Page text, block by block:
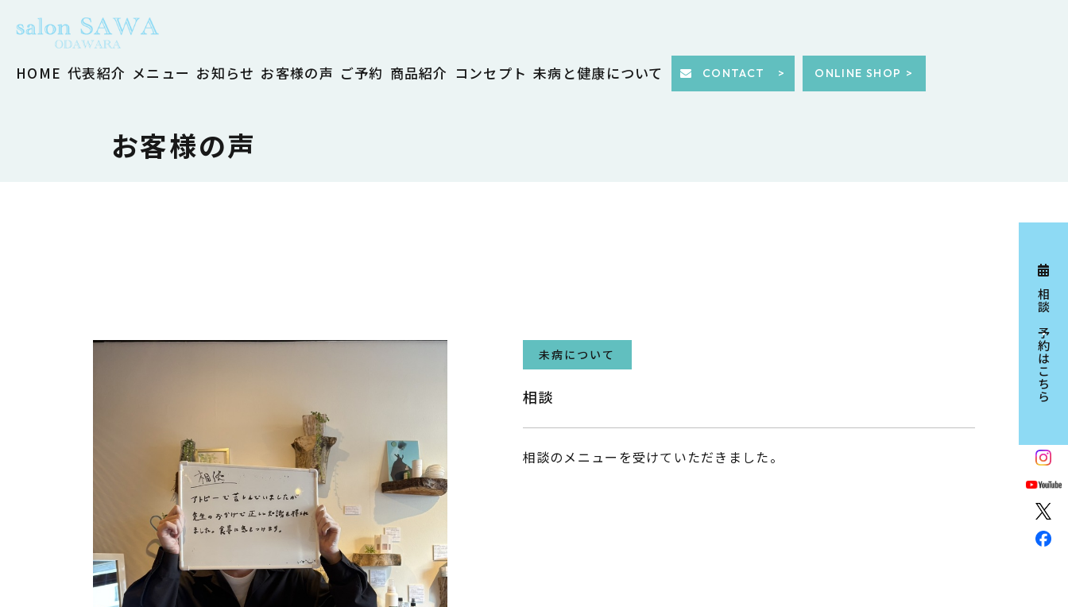
HOME 代表紹介 メニュー お知らせ お客様の声 ご予約 商品紹介 コンセプト 未病と健康について CONTACT ONLINE SHOP
相談ご予約はこちら
お客様の声
未病について
相談
相談のメニューを受けていただきました。